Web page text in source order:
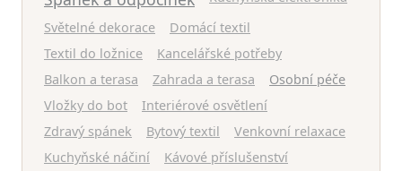
Světelné dekorace
Domácí textil
Textil do ložnice
Kancelářské potřeby
Balkon a terasa
Zahrada a terasa
Osobní péče
Vložky do bot
Interiérové osvětlení
Zdravý spánek
Bytový textil
Venkovní relaxace
Kuchyňské náčiní
Kávové příslušenství